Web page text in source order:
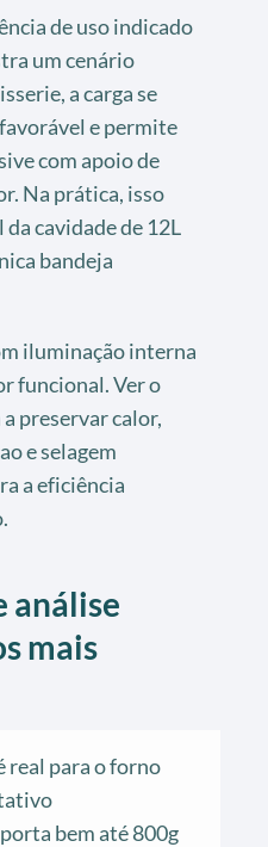
de uso indicado
um cenário
a carga se
e permite
com apoio de
Na prática, isso
cavidade de 12L
bandeja
iluminação interna
funcional. Ver o
preservar calor,
e selagem
a eficiência
análise
mais
real para o forno
bem até 800g